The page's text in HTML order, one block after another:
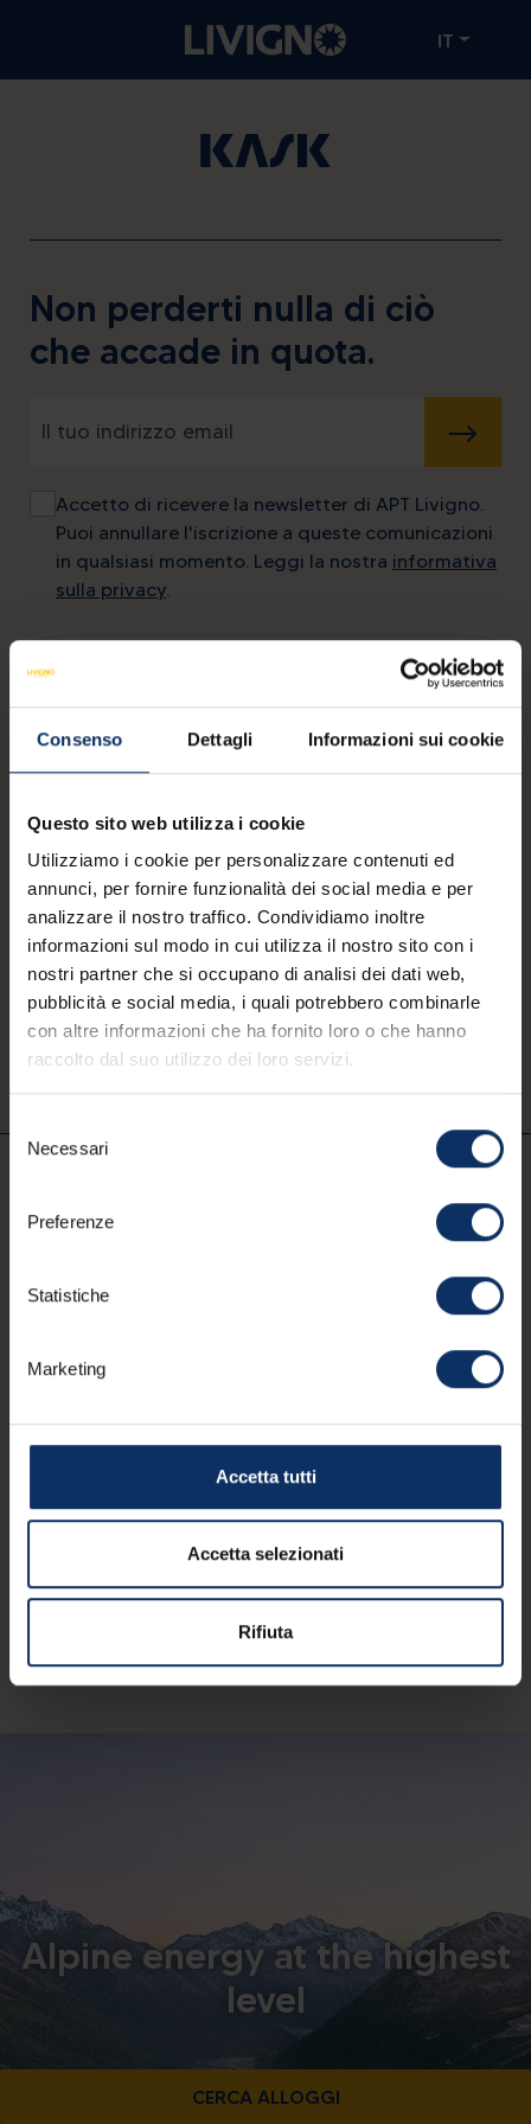
Consenso Dettagli Informazioni sui cookie
Questo sito web utilizza i cookie
Utilizziamo i cookie per personalizzare contenuti ed
annunci, per fornire funzionalità dei social media e per
analizzare il nostro traffico. Condividiamo inoltre
informazioni sul modo in cui utilizza il nostro sito con i
nostri partner che si occupano di analisi dei dati web,
pubblicità e social media, i quali potrebbero combinarle
con altre informazioni che ha fornito loro o che hanno
raccolto dal suo utilizzo dei loro servizi.
delNecessari
Preferenze
Statistiche
Marketing
Accetta tutti
Accetta selezionati
Rifiuta
IT
Non perderti nulla di ciò
che accade in quota.
INVIA
Accetto di ricevere la newsletter di APT Livigno.
Puoi annullare l'iscrizione a queste comunicazioni
in qualsiasi momento. Leggi la nostra informativa
sulla privacy.
Contatti
mail
call+39 0342 977 800
MYLIVIGNOPASS: un'app per te
Scarica l’app ufficiale per
vivere la tua vacanza a 360°.
Scarica su
App Store
Disponibile su
Google Play
Dichiarazione di accessibilità
Privacy policy
Digital Agency: alea.pro
Prenota il ritiro di MyLivignoPass residenti
Turistico srl - Via Rasia 999 - I-23041 Livigno (So) |
C.F. 92015260141
Alpine energy at the highest
level
CERCA ALLOGGI